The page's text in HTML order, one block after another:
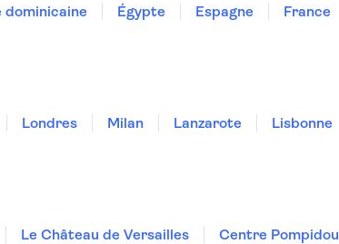
dominicaine Égypte Espagne France
Londres Milan Lanzarote Lisbonne
Le Château de Versailles Centre Pompidou